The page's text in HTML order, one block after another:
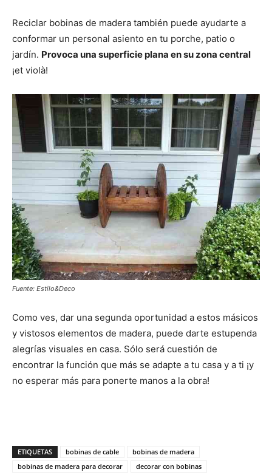
Reciclar bobinas de madera también puede ayudarte a
conformar un personal asiento en tu porche, patio o
jardín. Provoca una superficie plana en su zona central
¡et violà!
Fuente: Estilo&Deco
Como ves, dar una segunda oportunidad a estos másicos
y vistosos elementos de madera, puede darte estupenda
alegrías visuales en casa. Sólo será cuestión de
encontrar la función que más se adapte a tu casa y a ti ¡y
no esperar más para ponerte manos a la obra!
ETIQUETAS bobinas de cable
bobinas de madera
bobinas de madera para decorar
decorar con bobinas